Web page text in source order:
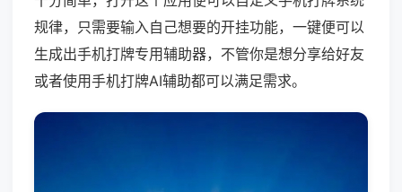
规律，只需要输入自己想要的开挂功能，一键便可以
生成出手机打牌专用辅助器，不管你是想分享给好友
或者使用手机打牌AI辅助都可以满足需求。